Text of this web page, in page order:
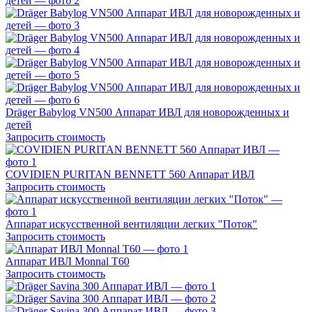
Dräger Babylog VN500 Аппарат ИВЛ для новорожденных и
детей
Запросить стоимость
COVIDIEN PURITAN BENNETT 560 Аппарат ИВЛ
Запросить стоимость
Аппарат искусственной вентиляции легких "Поток"
Запросить стоимость
Аппарат ИВЛ Monnal T60
Запросить стоимость